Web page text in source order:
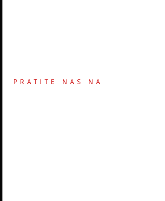
PRATITE NAS NA